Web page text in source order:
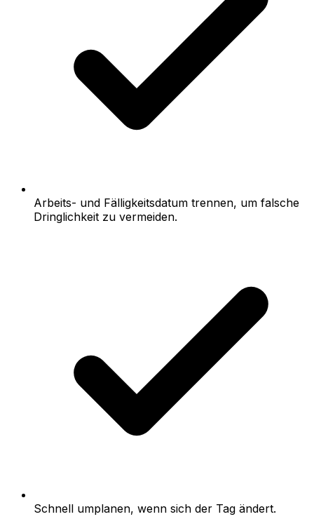
Arbeits- und Fälligkeitsdatum trennen, um falsche
Dringlichkeit zu vermeiden.
Schnell umplanen, wenn sich der Tag ändert.